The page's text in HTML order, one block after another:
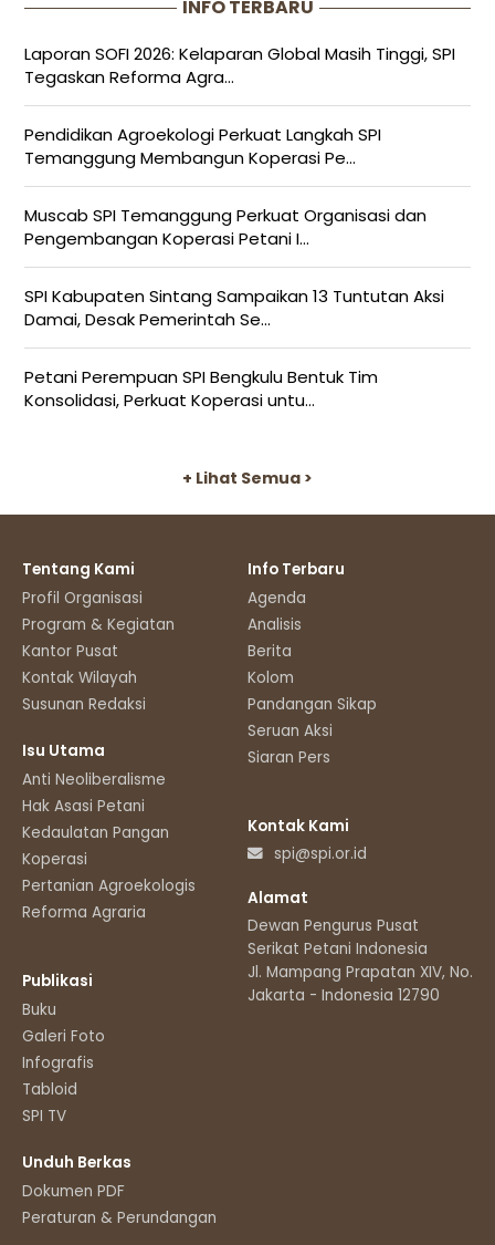
INFO TERBARU
Laporan SOFI 2026: Kelaparan Global Masih Tinggi, SPI
Tegaskan Reforma Agra...
Pendidikan Agroekologi Perkuat Langkah SPI
Temanggung Membangun Koperasi Pe...
Muscab SPI Temanggung Perkuat Organisasi dan
Pengembangan Koperasi Petani I...
SPI Kabupaten Sintang Sampaikan 13 Tuntutan Aksi
Damai, Desak Pemerintah Se...
Petani Perempuan SPI Bengkulu Bentuk Tim
Konsolidasi, Perkuat Koperasi untu...
+ Lihat Semua >
Tentang Kami
Profil Organisasi
Program & Kegiatan
Kantor Pusat
Kontak Wilayah
Susunan Redaksi
Isu Utama
Anti Neoliberalisme
Hak Asasi Petani
Kedaulatan Pangan
Koperasi
Pertanian Agroekologis
Reforma Agraria
Publikasi
Buku
Galeri Foto
Infografis
Tabloid
SPI TV
Unduh Berkas
Dokumen PDF
Peraturan & Perundangan
Info Terbaru
Agenda
Analisis
Berita
Kolom
Pandangan Sikap
Seruan Aksi
Siaran Pers
Kontak Kami
spi@spi.or.id
Alamat
Dewan Pengurus Pusat
Serikat Petani Indonesia
Jl. Mampang Prapatan XIV, No.11
Jakarta - Indonesia 12790